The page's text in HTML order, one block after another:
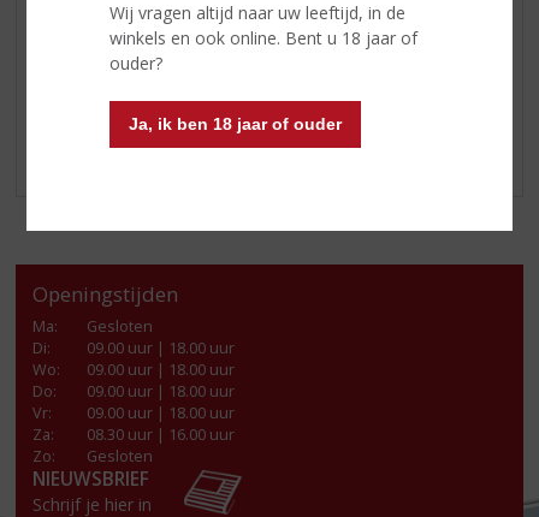
Wij vragen altijd naar uw leeftijd, in de
winkels en ook online. Bent u 18 jaar of
ouder?
Ja, ik ben 18 jaar of ouder
GLASWERK
GESCHENKVERPAKKING
ALCOHOLVRIJE DRANKEN
Openingstijden
Ma:
Gesloten
Di:
09.00 uur | 18.00 uur
Wo:
09.00 uur | 18.00 uur
Do:
09.00 uur | 18.00 uur
Vr:
09.00 uur | 18.00 uur
Za:
08.30 uur | 16.00 uur
Zo:
Gesloten
NIEUWSBRIEF
Schrijf je hier in